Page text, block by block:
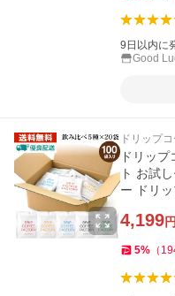
9日以内に
Good
ドリップ
ドリッ
ト お試
ー ドリ
4,199円
5% （